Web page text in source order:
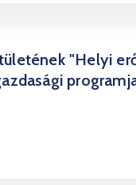
"Helyi